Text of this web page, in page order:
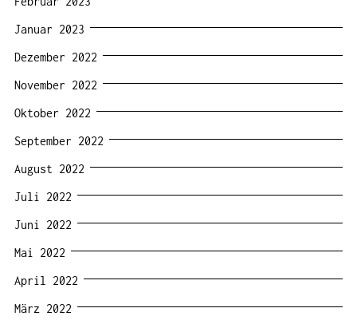
Januar 2023
Dezember 2022
November 2022
Oktober 2022
September 2022
August 2022
Juli 2022
Juni 2022
Mai 2022
April 2022
März 2022